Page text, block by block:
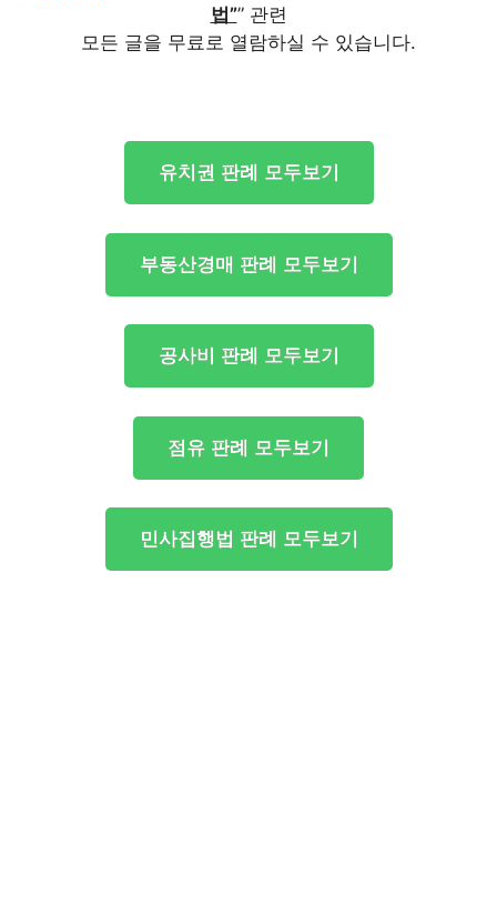
법”” 관련
모든 글을 무료로 열람하실 수 있습니다.
유치권 판례 모두보기
부동산경매 판례 모두보기
공사비 판례 모두보기
점유 판례 모두보기
민사집행법 판례 모두보기